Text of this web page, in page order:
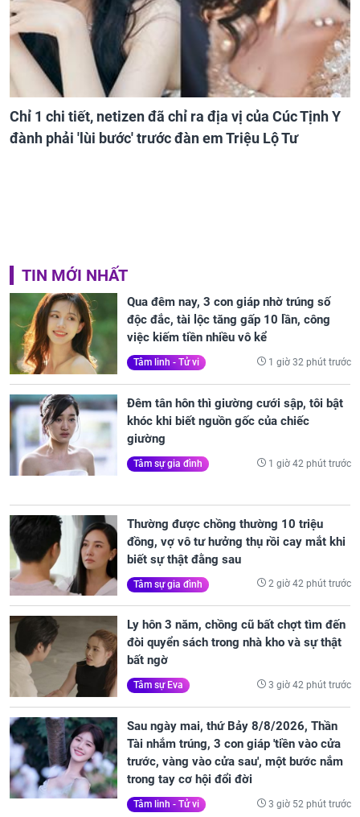
Chỉ 1 chi tiết, netizen đã chỉ ra địa vị của Cúc Tịnh Y
đành phải 'lùi bước' trước đàn em Triệu Lộ Tư
TIN MỚI NHẤT
Qua đêm nay, 3 con giáp nhờ trúng số
độc đắc, tài lộc tăng gấp 10 lần, công
việc kiếm tiền nhiều vô kể
Tâm linh - Tử vi 1 giờ 32 phút trước
Đêm tân hôn thì giường cưới sập, tôi bật
khóc khi biết nguồn gốc của chiếc
giường
Tâm sự gia đình 1 giờ 42 phút trước
Thường được chồng thường 10 triệu
đồng, vợ vô tư hưởng thụ rồi cay mắt khi
biết sự thật đằng sau
Tâm sự gia đình 2 giờ 42 phút trước
Ly hôn 3 năm, chồng cũ bất chợt tìm đến
đòi quyển sách trong nhà kho và sự thật
bất ngờ
Tâm sự Eva 3 giờ 42 phút trước
Sau ngày mai, thứ Bảy 8/8/2026, Thần
Tài nhắm trúng, 3 con giáp 'tiền vào cửa
trước, vàng vào cửa sau', một bước nắm
trong tay cơ hội đổi đời
Tâm linh - Tử vi 3 giờ 52 phút trước